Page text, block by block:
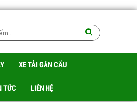
XE TẢI GẮN CẨU
TIN TỨC LIÊN HỆ